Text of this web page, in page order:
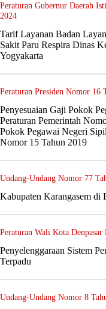
Peraturan Gubernur Daerah
2024
Tarif Layanan Badan
Sakit Paru Respira Dinas
Yogyakarta
Peraturan Presiden Nomor 16
Penyesuaian Gaji Pokok
Peraturan Pemerintah
Pokok Pegawai Negeri
Nomor 15 Tahun 2019
Undang-Undang Nomor 77
Kabupaten Karangasem di
Peraturan Wali Kota
Penyelenggaraan Sistem
Terpadu
Undang-Undang Nomor 8